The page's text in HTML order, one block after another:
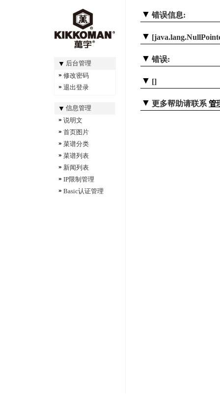
后台管理
修改密码
退出登录
信息管理
说明文
首页图片
菜谱分类
菜谱列表
新闻列表
IP限制管理
Basic认证管理
错误信息:
错误:
[]
更多帮助请联系 管